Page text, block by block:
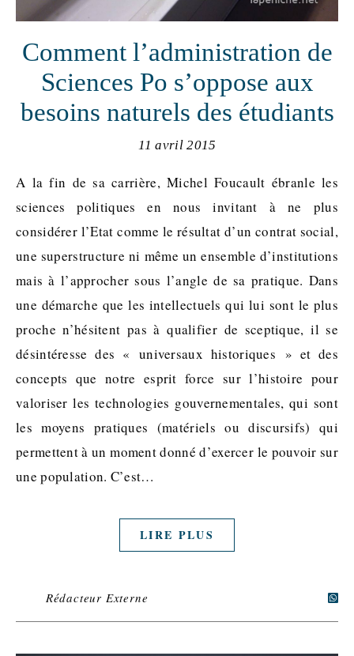
Comment l’administration de
Sciences Po s’oppose aux
besoins naturels des étudiants
11 avril 2015
A la fin de sa carrière, Michel Foucault ébranle les
sciences politiques en nous invitant à ne plus
considérer l’Etat comme le résultat d’un contrat social,
une superstructure ni même un ensemble d’institutions
mais à l’approcher sous l’angle de sa pratique. Dans
une démarche que les intellectuels qui lui sont le plus
proche n’hésitent pas à qualifier de sceptique, il se
désintéresse des « universaux historiques » et des
concepts que notre esprit force sur l’histoire pour
valoriser les technologies gouvernementales, qui sont
les moyens pratiques (matériels ou discursifs) qui
permettent à un moment donné d’exercer le pouvoir sur
une population. C’est…
LIRE PLUS
Rédacteur Externe